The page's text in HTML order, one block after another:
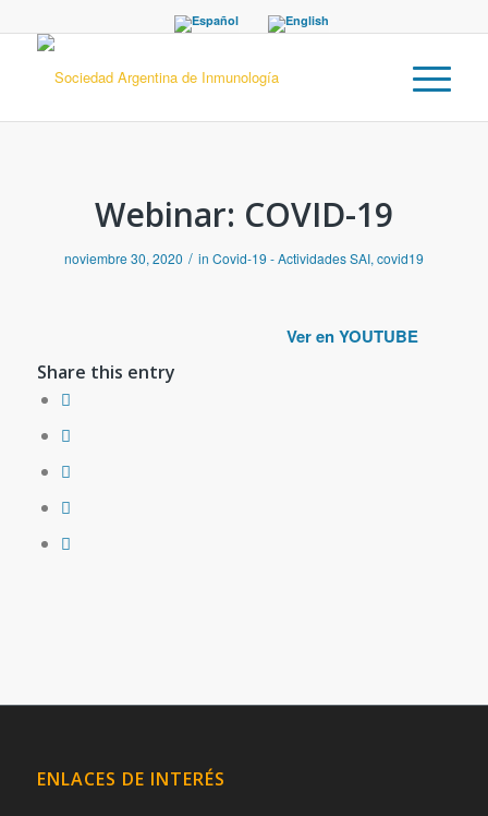
Webinar: COVID-19
noviembre 30, 2020 / in Covid-19 - Actividades SAI, covid19
Ver en YOUTUBE
Share this entry
ENLACES DE INTERÉS